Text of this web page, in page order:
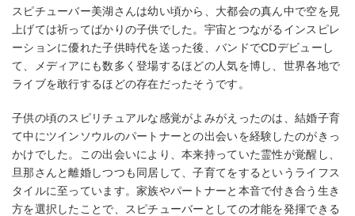
スピチューバー美湖さんは幼い頃から、大都会の真ん中で空を見
上げては祈ってばかりの子供でした。宇宙とつながるインスピレ
ーションに優れた子供時代を送った後、バンドでCDデビューし
て、メディアにも数多く登場するほどの人気を博し、世界各地で
ライブを敢行するほどの存在だったそうです。
子供の頃のスピリチュアルな感覚がよみがえったのは、結婚子育
て中にツインソウルのパートナーとの出会いを経験したのがきっ
かけでした。この出会いにより、本来持っていた霊性が覚醒し、
旦那さんと離婚しつつも同居して、子育てをするというライフス
タイルに至っています。家族やパートナーと本音で付き合う生き
方を選択したことで、スピチューバーとしての才能を発揮できる